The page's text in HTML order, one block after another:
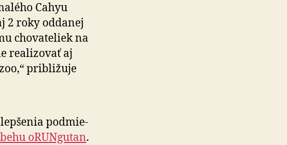
Cahyu
2 roky oddanej
chovateliek na
realizovať aj
približuje
pod­mie­
oRUNgutan.